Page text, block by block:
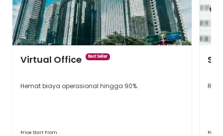
Virtual Office Best Seller
Hemat biaya operasional hingga 90%.
Price Start From Price